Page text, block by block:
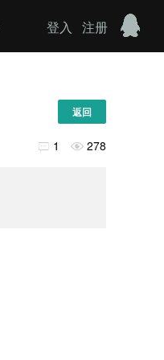
登入 注册
返回
 1  278